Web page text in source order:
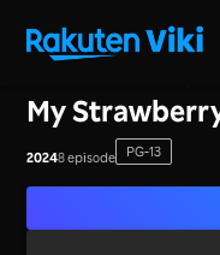
My
20248 episode PG-13